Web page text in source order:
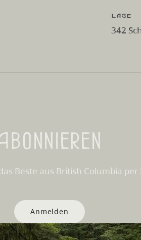
Lage
342
Beste aus British Columbia per
Anmelden